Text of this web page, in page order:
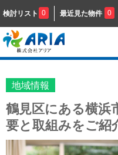
検討リスト 0 最近見た物件 0
地域情報
鶴見区にある横浜
要と取組みをご紹